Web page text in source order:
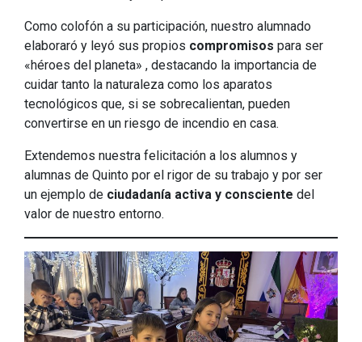
Como colofón a su participación, nuestro alumnado
elaboraró y leyó sus propios compromisos para ser
«héroes del planeta» , destacando la importancia de
cuidar tanto la naturaleza como los aparatos
tecnológicos que, si se sobrecalientan, pueden
convertirse en un riesgo de incendio en casa.
Extendemos nuestra felicitación a los alumnos y
alumnas de Quinto por el rigor de su trabajo y por ser
un ejemplo de ciudadanía activa y consciente del
valor de nuestro entorno.